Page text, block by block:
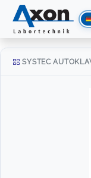
SYSTEC